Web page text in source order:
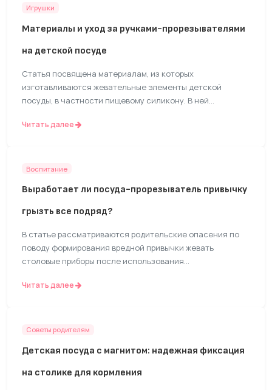
Игрушки
Материалы и уход за ручками-прорезывателями
на детской посуде
Статья посвящена материалам, из которых
изготавливаются жевательные элементы детской
посуды, в частности пищевому силикону. В ней
правила ухода за такими изделиями. Текст дает
Читать далее
Воспитание
Выработает ли посуда-прорезыватель привычку
грызть все подряд?
В статье рассматриваются родительские опасения по
поводу формирования вредной привычки жевать
столовые приборы после использования
дает поверхностный анализ детского поведения,
советы по мягкому отучению от жевания несъедобных
Читать далее
Советы родителям
Детская посуда с магнитом: надежная фиксация
на столике для кормления